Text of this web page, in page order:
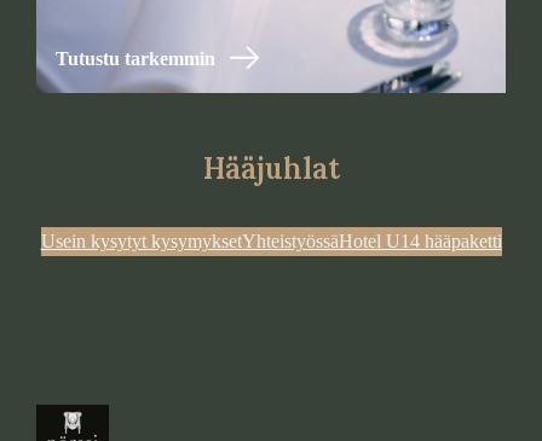
Tutustu tarkemmin
Hääjuhlat
Usein kysytyt kysymyksetYhteistyössäHotel U14 hääpaketti